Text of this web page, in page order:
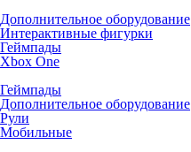
Дополнительное оборудование
Интерактивные фигурки
Геймпады
Xbox One
Геймпады
Дополнительное оборудование
Рули
Мобильные